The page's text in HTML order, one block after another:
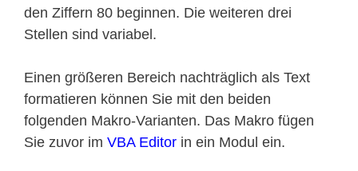
den Ziffern 80 beginnen. Die weiteren drei
Stellen sind variabel.
Einen größeren Bereich nachträglich als Text
formatieren können Sie mit den beiden
folgenden Makro-Varianten. Das Makro fügen
Sie zuvor im VBA Editor in ein Modul ein.